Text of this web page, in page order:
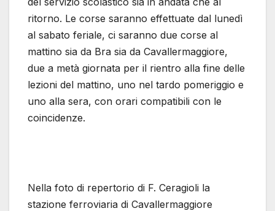
ritorno. Le corse saranno effettuate dal lunedì
al sabato feriale, ci saranno due corse al
mattino sia da Bra sia da Cavallermaggiore,
due a metà giornata per il rientro alla fine delle
lezioni del mattino, uno nel tardo pomeriggio e
uno alla sera, con orari compatibili con le
coincidenze.
Nella foto di repertorio di F. Ceragioli la
stazione ferroviaria di Cavallermaggiore